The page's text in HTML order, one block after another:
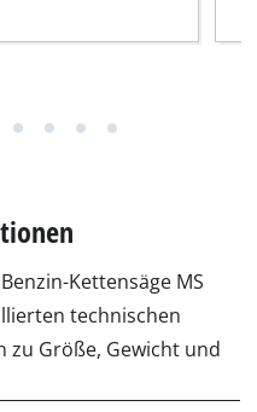
Kettensäge MS
technischen
zu Größe, Gewicht und